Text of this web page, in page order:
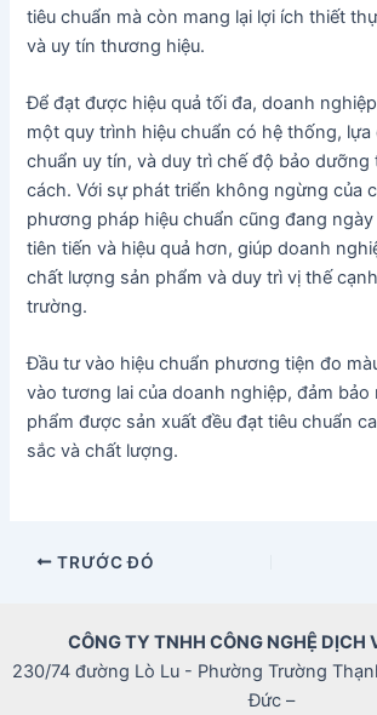
tiêu chuẩn mà còn mang lại lợi ích thiết
và uy tín thương hiệu.
Để đạt được hiệu quả tối đa, doanh
một quy trình hiệu chuẩn có hệ thống,
chuẩn uy tín, và duy trì chế độ bảo dưỡng
cách. Với sự phát triển không ngừng của
phương pháp hiệu chuẩn cũng đang
tiên tiến và hiệu quả hơn, giúp doanh
chất lượng sản phẩm và duy trì vị thế
trường.
Đầu tư vào hiệu chuẩn phương tiện đo
vào tương lai của doanh nghiệp, đảm bảo
phẩm được sản xuất đều đạt tiêu chuẩn
sắc và chất lượng.
Điều
TRƯỚC ĐÓ
CÔNG TY TNHH CÔNG NGHỆ DỊCH
230/74 đường Lò Lu - Phường Trường
Đức –